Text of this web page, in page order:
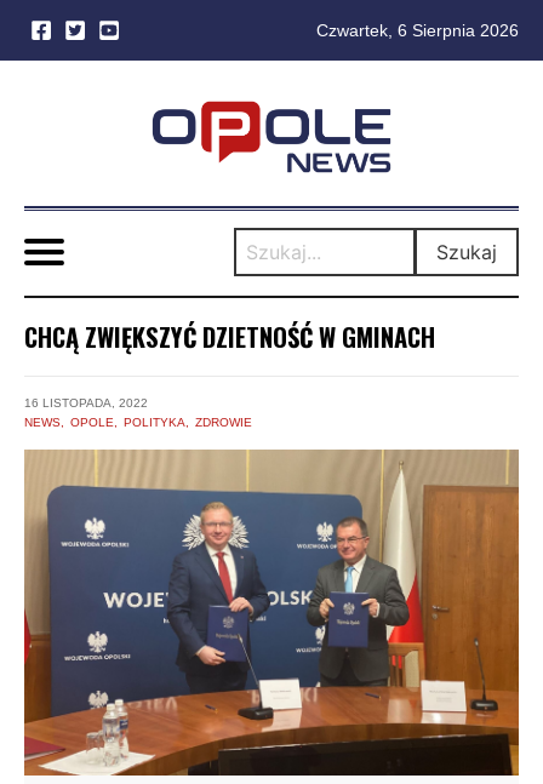
Czwartek, 6 Sierpnia 2026
Szukaj
CHCĄ ZWIĘKSZYĆ DZIETNOŚĆ W GMINACH
16 LISTOPADA, 2022
NEWS
OPOLE POLITYKA ZDROWIE